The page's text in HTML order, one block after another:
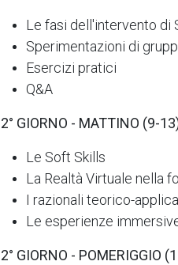
Le fasi dell'intervento di
Sperimentazioni di
Esercizi pratici
Q&A
2° GIORNO - MATTINO (9-
Le Soft Skills
La Realtà Virtuale nella
I razionali teorico-
Le esperienze
2° GIORNO - POMERIGGIO